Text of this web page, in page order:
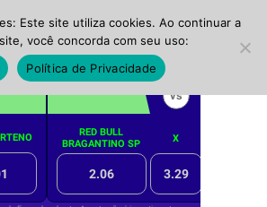
Este site utiliza cookies. Ao continuar a
você concorda com seu uso:
Política de Privacidade